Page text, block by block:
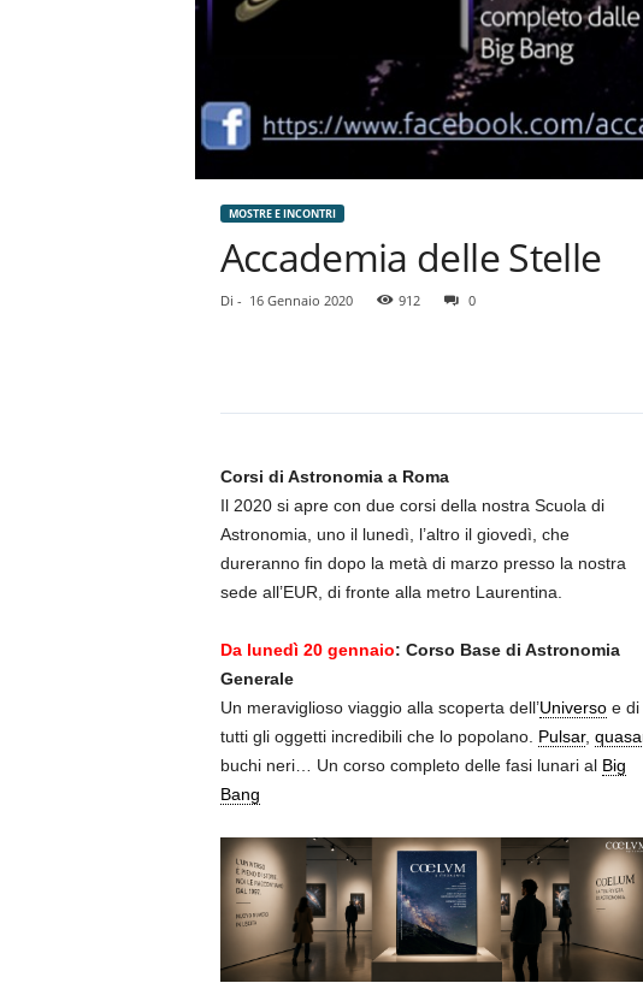
MOSTRE E INCONTRI
Accademia delle Stelle
Di - 16 Gennaio 2020 912 0
Corsi di Astronomia a Roma
Il 2020 si apre con due corsi della nostra Scuola di
Astronomia, uno il lunedì, l’altro il giovedì, che
dureranno fin dopo la metà di marzo presso la nostra
sede all’EUR, di fronte alla metro Laurentina.
Da lunedì 20 gennaio: Corso Base di Astronomia
Generale
Un meraviglioso viaggio alla scoperta dell’Universoe di
tutti gli oggetti incredibili che lo popolano. Pulsar,
buchi neri… Un corso completo delle fasi lunari al Big
Bang